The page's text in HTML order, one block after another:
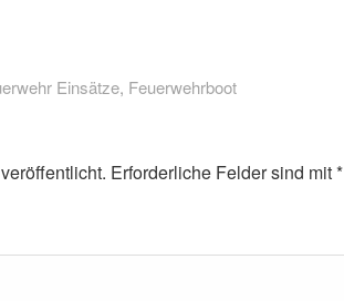
Einsätze, Feuerwehrboot
Erforderliche Felder sind mit*